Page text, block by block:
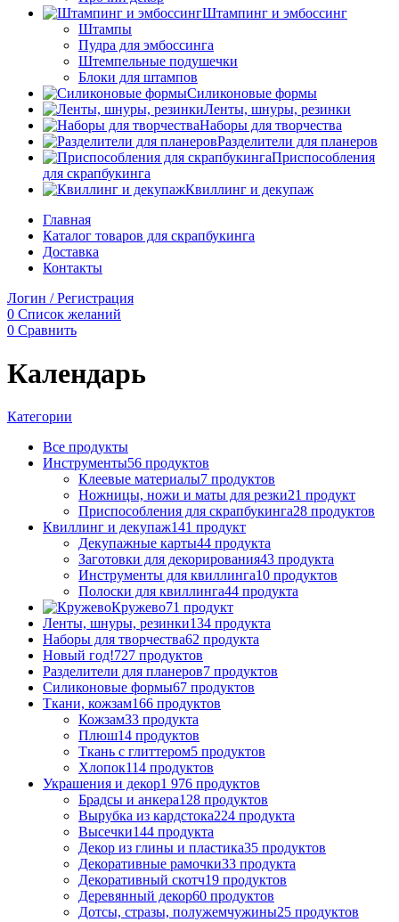
Штампинг и эмбоссинг
Штампы
Пудра для эмбоссинга
Штемпельные подушечки
Блоки для штампов
Силиконовые формы
Ленты, шнуры, резинки
Наборы для творчества
Разделители для планеров
Приспособления
для скрапбукинга
Квиллинг и декупаж
Главная
Каталог товаров для скрапбукинга
Доставка
Контакты
Логин / Регистрация
0 Список желаний
0 Сравнить
Календарь
Категории
Все продукты
Инструменты56 продуктов
Клеевые материалы7 продуктов
Ножницы, ножи и маты для резки21 продукт
Приспособления для скрапбукинга28 продуктов
Квиллинг и декупаж141 продукт
Декупажные карты44 продукта
Заготовки для декорирования43 продукта
Инструменты для квиллинга10 продуктов
Полоски для квиллинга44 продукта
Кружево71 продукт
Ленты, шнуры, резинки134 продукта
Наборы для творчества62 продукта
Новый год!727 продуктов
Разделители для планеров7 продуктов
Силиконовые формы67 продуктов
Ткани, кожзам166 продуктов
Кожзам33 продукта
Плюш14 продуктов
Ткань с глиттером5 продуктов
Хлопок114 продуктов
Украшения и декор1 976 продуктов
Брадсы и анкера128 продуктов
Вырубка из кардстока224 продукта
Высечки144 продукта
Декор из глины и пластика35 продуктов
Декоративные рамочки33 продукта
Декоративный скотч19 продуктов
Деревянный декор60 продуктов
Дотсы, стразы, полужемчужины25 продуктов